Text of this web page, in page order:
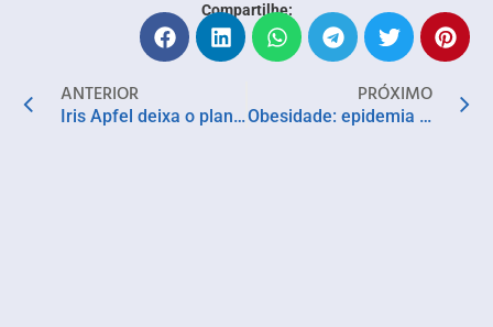
Compartilhe:
ANTERIOR
Iris Apfel deixa o planeta depois de bem vividos 102 anos
PRÓXIMO
Obesidade: epidemia global que atinge a marca de 1 bilhão de pessoas